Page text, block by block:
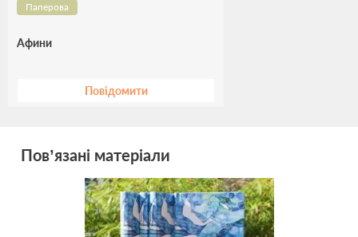
Паперова
Афини
Повідомити
Пов’язані матеріали